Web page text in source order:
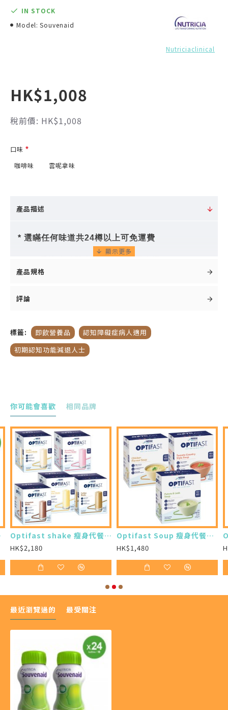
HK$1,008
稅前價: HK$1,008
IN STOCK
Model: Souvenaid
Nutriciaclinical
口味
咖啡味
雲呢拿味
產品描述
* 選瞞任何味道共24樽以上可免運費
登上國際權威腦神經醫學期刊 The Lancet
Fortasyn ConnectTM，包括營養素DHA、EPA、
UMP、膽鹼、 維他命、硒等，特定含量難以單從
日常飲食中攝取。
積改變達33% 。Souvenaid®智敏捷® 屬低升糖指
數 (GI)，沒有明顯副作用，並可與治療認知障礙症
的藥物一起使用。建議每日於相同的時段飲用，例
如隨早餐服用，以便養成每日服用的習慣即飲樽
裝。Souvenaid®智敏捷®方便衛生，即開即飲，
開蓋便可飲用。
眾國際醫學專家建議：每日飲用1支，及早開始養
腦習慣。
產品規格
評論
標籤: 即飲營養品
認知障礙症病人適用
初期認知功能減退人士
你可能會喜歡 相同品牌
樽) Optifast shake 瘦身代餐奶昔 (12 x 53g) (7盒)
HK$2,180
Optifast Soup 瘦身代餐濃湯 (8 x 53g) (7盒)
HK$1,480
最近瀏覽過的 最受關注